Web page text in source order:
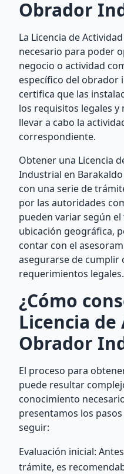
Obrador
La Licencia de
necesario para poder
negocio o actividad
específico del obrador
certifica que las
los requisitos legales
llevar a cabo la
correspondiente.
Obtener una Licencia
Industrial en
con una serie de
por las autoridades
pueden variar según
ubicación geográfica,
contar con el
asegurarse de cumplir
requerimientos legales.
¿Cómo
Licencia
Obrador
El proceso para
puede resultar
conocimiento
presentamos los
seguir:
Evaluación inicial:
trámite, es